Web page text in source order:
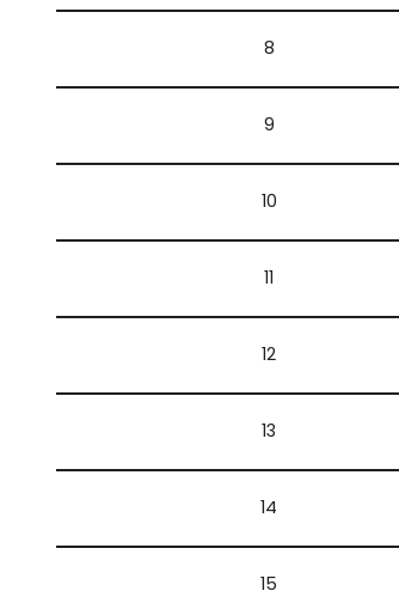
8
9
10
11
12
13
14
15